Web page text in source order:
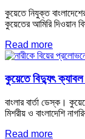
কুয়েতে নিযুক্ত
কুয়েতের আমিরি দিওয়ান
Read more
কুয়েতে বিদ্যুৎ
বাংলার বার্তা ডেস্ক।
মিশরীয় ও বাংলাদেশি
Read more